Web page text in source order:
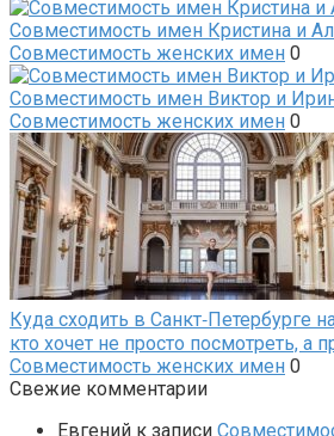
Совместимость имен Кристина и
Совместимость женских имен 0
Совместимость имен Виктор и
Совместимость женских имен 0
Куда сходить в Санкт‑Петербурге
кто хочет не просто посмотреть, а
Совместимость женских имен 0
Свежие комментарии
Евгений к записи